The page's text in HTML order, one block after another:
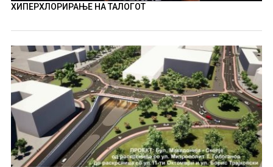
ХИПЕРХЛОРИРАЊЕ НА ТАЛОГОТ